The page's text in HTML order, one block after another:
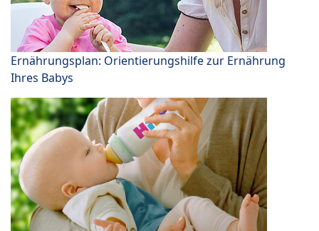
Ernährungsplan: Orientierungshilfe zur Ernährung
Ihres Babys